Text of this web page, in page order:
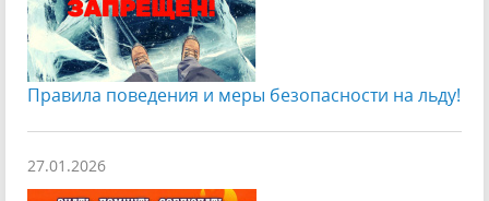
Правила поведения и меры безопасности на льду!
27.01.2026